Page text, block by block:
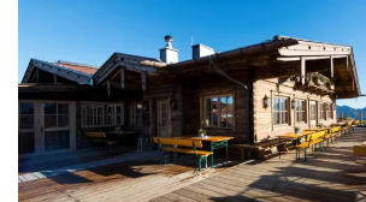
BILD ÖFFNEN